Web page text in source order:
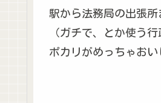
駅から法務局の出張所
（ガチで、とか使う
ポカリがめっちゃお